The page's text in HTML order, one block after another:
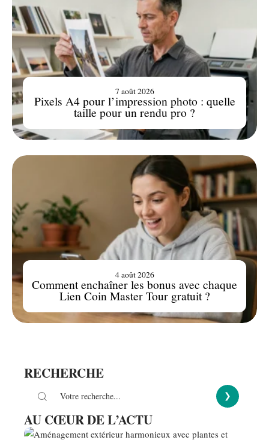
Pixels A4 pour l’impression photo : quelle
taille pour un rendu pro ?
7 août 2026
Comment enchaîner les bonus avec chaque
Lien Coin Master Tour gratuit ?
4 août 2026
RECHERCHE
AU CŒUR DE L’ACTU